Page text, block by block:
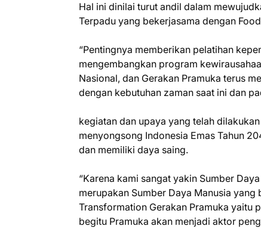
Hal ini dinilai turut andil dalam
Terpadu yang bekerjasama dengan
“Pentingnya memberikan pelatihan
mengembangkan program
Nasional, dan Gerakan Pramuka terus
dengan kebutuhan zaman saat ini dan
kegiatan dan upaya yang telah
menyongsong Indonesia Emas Tahun
dan memiliki daya saing.
“Karena kami sangat yakin Sumber
merupakan Sumber Daya Manusia
Transformation Gerakan Pramuka yaitu
begitu Pramuka akan menjadi aktor